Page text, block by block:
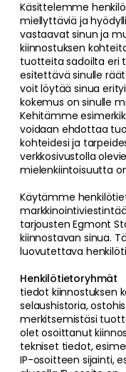
Käsittelemme
miellyttäviä ja
vastaavat sinun ja
kiinnostuksen
tuotteita sadoilta eri
esitettävä sinulle
voit löytää sinua
kokemus on sinulle
Kehitämme
voidaan ehdottaa
kohteidesi ja
verkkosivustolla
mielenkiintoisuutta
Käytämme
tarjousten Egmont
kiinnostavan sinua.
luovutettava
Henkilötietoryhmät
tiedot kiinnostuksen
selaushistoria,
merkitsemistäsi
olet osoittanut
tekniset tiedot,
IP-osoitteen sijainti,